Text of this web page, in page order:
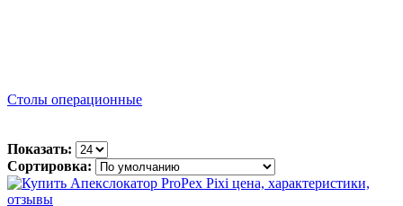
Столы операционные
Показать:
Сортировка: